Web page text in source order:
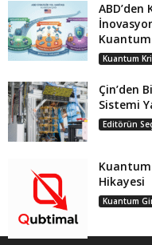
Kuantum
Çin’den
Sistemi
Editörün
Hikayesi
Kuantum